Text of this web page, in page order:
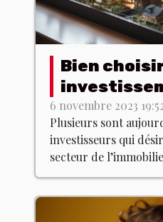
Bien
immobilier :
meilleurs
6 novembre 2023
Plusieurs sont
investisseurs qui
secteur de